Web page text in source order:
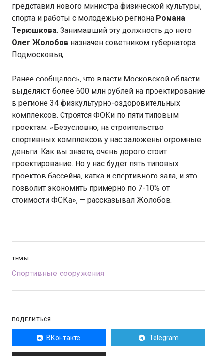
представил нового министра физической культуры,
спорта и работы с молодежью региона Романа
Терюшкова. Занимавший эту должность до него
Олег Жолобов назначен советником губернатора
Подмосковья,
Ранее сообщалось, что власти Московской области
выделяют более 600 млн рублей на проектирование
в регионе 34 физкультурно-оздоровительных
комплексов. Строятся ФОКи по пяти типовым
проектам. «Безусловно, на строительство
спортивных комплексов у нас заложены огромные
деньги. Как вы знаете, очень дорого стоит
проектирование. Но у нас будет пять типовых
проектов бассейна, катка и спортивного зала, и это
позволит экономить примерно по 7-10% от
стоимости ФОКа», — рассказывал Жолобов.
ТЕМЫ
Спортивные сооружения
ПОДЕЛИТЬСЯ
ВКонтакте Telegram